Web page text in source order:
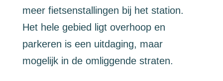
meer fietsenstallingen bij het station.
Het hele gebied ligt overhoop en
parkeren is een uitdaging, maar
mogelijk in de omliggende straten.